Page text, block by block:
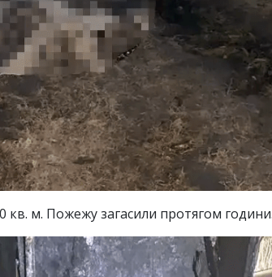
м. Пожежу загасили протягом